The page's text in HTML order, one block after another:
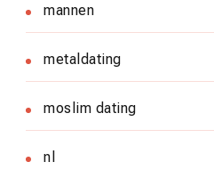
mannen
metaldating
moslim dating
nl